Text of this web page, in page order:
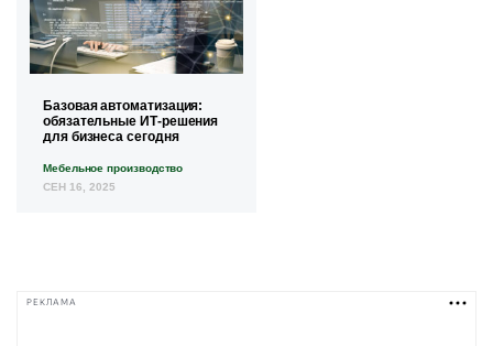
Базовая автоматизация:
обязательные ИТ-решения
для бизнеса сегодня
Мебельное производство
СЕН 16, 2025
РЕКЛАМА